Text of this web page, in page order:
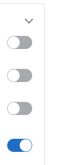
optimalizálás
javítani.
- Új
a
a kereső
linképítés
- honlap-